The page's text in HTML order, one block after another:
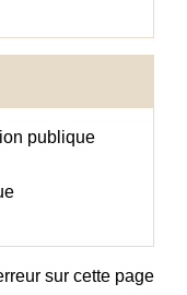
publique
sur cette page